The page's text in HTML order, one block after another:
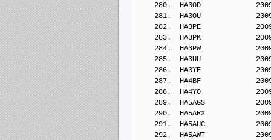
280.  HA3OD
281.  HA3OU
282.  HA3PE
283.  HA3PK
284.  HA3PW
285.  HA3UU
286.  HA3YE
287.  HA4BF
288.  HA4YO
289.  HA5AGS
290.  HA5ARX
291.  HA5AUC
292.  HA5AWT